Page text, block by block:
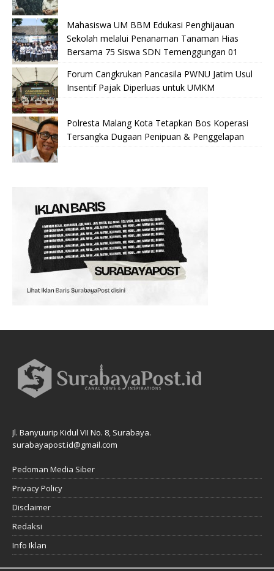
Mahasiswa UM BBM Edukasi Penghijauan
Sekolah melalui Penanaman Tanaman Hias
Bersama 75 Siswa SDN Temenggungan 01
Forum Cangkrukan Pancasila PWNU Jatim Usul
Insentif Pajak Diperluas untuk UMKM
Polresta Malang Kota Tetapkan Bos Koperasi
Tersangka Dugaan Penipuan & Penggelapan
Jl. Banyuurip Kidul VII No. 8, Surabaya.
surabayapost.id@gmail.com
Pedoman Media Siber
Privacy Policy
Disclaimer
Redaksi
Info Iklan